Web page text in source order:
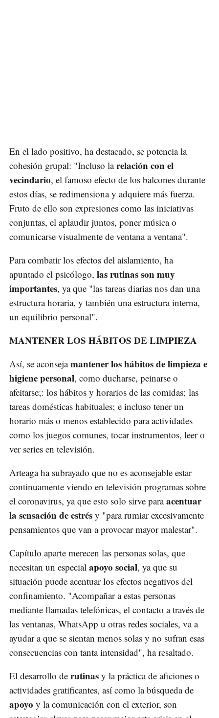
En el lado positivo, ha destacado, se potencia la
cohesión grupal: "Incluso larelación con el
vecindario, el famoso efecto de los balcones durante
estos días, se redimensiona y adquiere más fuerza.
Fruto de ello son expresiones como las iniciativas
conjuntas, el aplaudir juntos, poner música o
comunicarse visualmente de ventana a ventana".
Para combatir los efectos del aislamiento, ha
apuntado el psicólogo, las rutinas son muy
importantes, ya que "las tareas diarias nos dan una
estructura horaria, y también una estructura interna,
un equilibrio personal".
MANTENER LOS HÁBITOS DE LIMPIEZA
Así, se aconsejamantener los hábitos de limpieza e
higiene personal, como ducharse, peinarse o
afeitarse;: los hábitos y horarios de las comidas; las
tareas domésticas habituales; e incluso tener un
horario más o menos establecido para actividades
como los juegos comunes, tocar instrumentos, leer o
ver series en televisión.
Arteaga ha subrayado que no es aconsejable estar
continuamente viendo en televisión programas sobre
el coronavirus, ya que esto solo sirve paraacentuar
la sensación de estrés y "para rumiar excesivamente
pensamientos que van a provocar mayor malestar".
Capítulo aparte merecen las personas solas, que
necesitan un especial apoyo social, ya que su
situación puede acentuar los efectos negativos del
confinamiento. "Acompañar a estas personas
mediante llamadas telefónicas, el contacto a través de
las ventanas, WhatsApp u otras redes sociales, va a
ayudar a que se sientan menos solas y no sufran esas
consecuencias con tanta intensidad", ha resaltado.
El desarrollo de rutinas y la práctica de aficiones o
actividades gratificantes, así como la búsqueda de
apoyo y la comunicación con el exterior, son